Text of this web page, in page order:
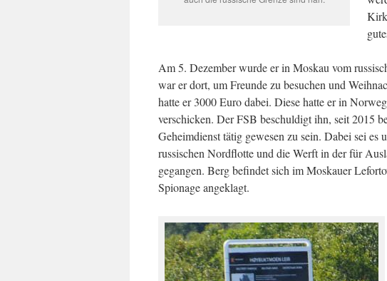
Am 5. Dezember wurde er in Moskau vom
war er dort, um Freunde zu besuchen und
hatte er 3000 Euro dabei. Diese hatte er in
verschicken. Der FSB beschuldigt ihn, seit 2015
Geheimdienst tätig gewesen zu sein. Dabei sei
russischen Nordflotte und die Werft in der für
gegangen. Berg befindet sich im Moskauer
Spionage angeklagt.